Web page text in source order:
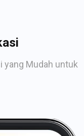
yang Mudah untuk